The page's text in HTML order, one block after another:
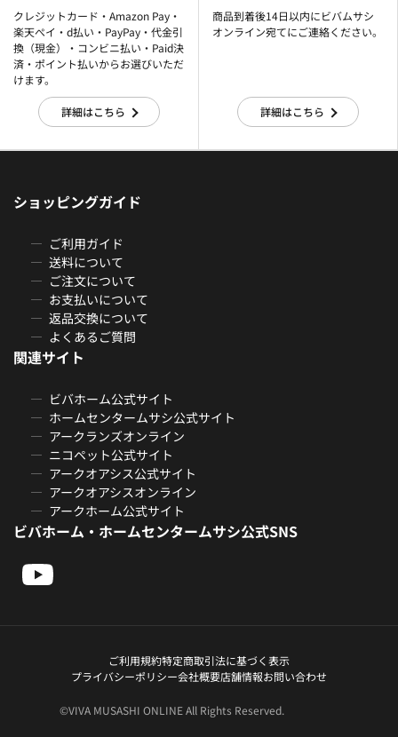
クレジットカード・Amazon Pay・
楽天ぺイ・d払い・PayPay・代金引
換（現金）・コンビニ払い・Paid決
済・ポイント払いからお選びいただ
けます。
詳細はこちら
商品到着後14日以内にビバムサシ
オンライン宛てにご連絡ください。
詳細はこちら
ショッピングガイド
ご利用ガイド
送料について
ご注文について
お支払いについて
返品交換について
よくあるご質問
関連サイト
ビバホーム公式サイト
ホームセンタームサシ公式サイト
アークランズオンライン
ニコペット公式サイト
アークオアシス公式サイト
アークオアシスオンライン
アークホーム公式サイト
ビバホーム・ホームセンタームサシ公式SNS
ご利用規約特定商取引法に基づく表示
プライバシーポリシー会社概要店舗情報お問い合わせ
©VIVA MUSASHI ONLINE All Rights Reserved.